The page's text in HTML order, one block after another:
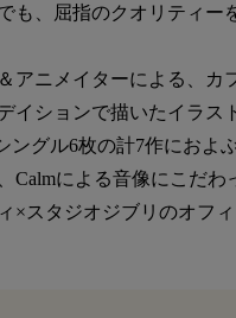
も、屈指のクオリティー
アニメイターによる、カ
イションで描いたイラス
ングル6枚の計7作におよ
Calmによる音像にこだ
×スタジオジブリのオフ